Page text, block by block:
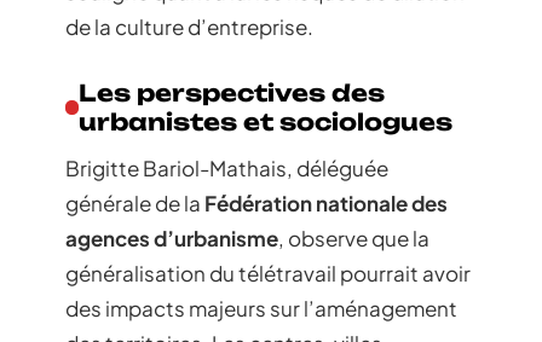
de la culture d’entreprise.
Les perspectives des
urbanistes et sociologues
Brigitte Bariol-Mathais, déléguée
générale de la Fédération nationale des
agences d’urbanisme, observe que la
généralisation du télétravail pourrait avoir
des impacts majeurs sur l’aménagement